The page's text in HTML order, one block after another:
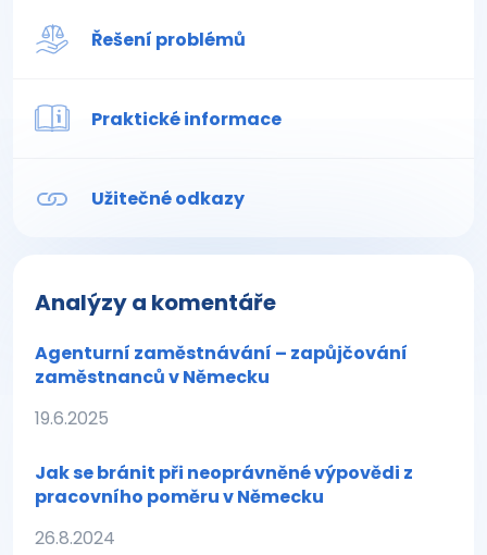
Řešení problémů
Praktické informace
Užitečné odkazy
Analýzy a komentáře
Agenturní zaměstnávání – zapůjčování
zaměstnanců v Německu
19.6.2025
Jak se bránit při neoprávněné výpovědi z
pracovního poměru v Německu
26.8.2024